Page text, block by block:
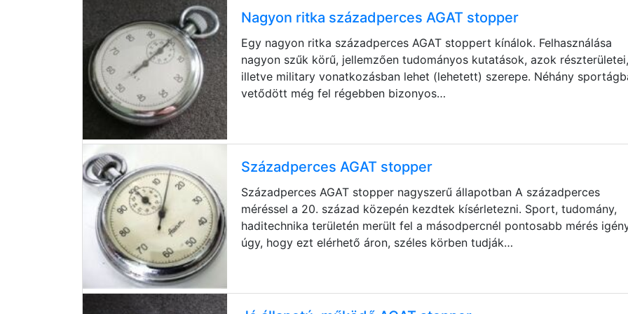
Nagyon ritka századperces AGAT stopper
Egy nagyon ritka századperces AGAT stoppert kínálok. Felhasználása
nagyon szűk körű, jellemzően tudományos kutatások, azok részterületei,
illetve military vonatkozásban lehet (lehetett) szerepe. Néhány
vetődött még fel régebben bizonyos…
Századperces AGAT stopper
Századperces AGAT stopper nagyszerű állapotban A századperces
méréssel a 20. század közepén kezdtek kísérletezni. Sport, tudomány,
haditechnika területén merült fel a másodpercnél pontosabb mérés
úgy, hogy ezt elérhető áron, széles körben tudják…